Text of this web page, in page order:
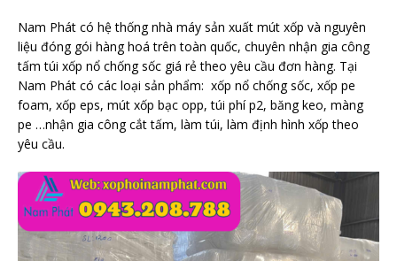
Nam Phát có hệ thống nhà máy sản xuất mút xốp và nguyên
liệu đóng gói hàng hoá trên toàn quốc, chuyên nhận gia công
tấm túi xốp nổ chống sốc giá rẻ theo yêu cầu đơn hàng. Tại
Nam Phát có các loại sản phẩm: xốp nổ chống sốc, xốp pe
foam, xốp eps, mút xốp bạc opp, túi phí p2, băng keo, màng
pe …nhận gia công cắt tấm, làm túi, làm định hình xốp theo
yêu cầu.